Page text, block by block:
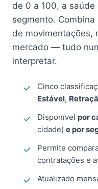
de 0 a 100, a saúde
segmento.
de movimentações,
mercado — tudo
interpretar.
Cinco
Estável,
Disponível por
cidade) e por
Permite
contratações e
Atualizado